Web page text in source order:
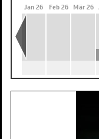
Jan 26 Feb 26 Mär 26